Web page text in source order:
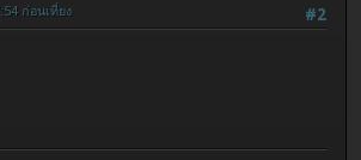
#2
ก่อนเที่ยง